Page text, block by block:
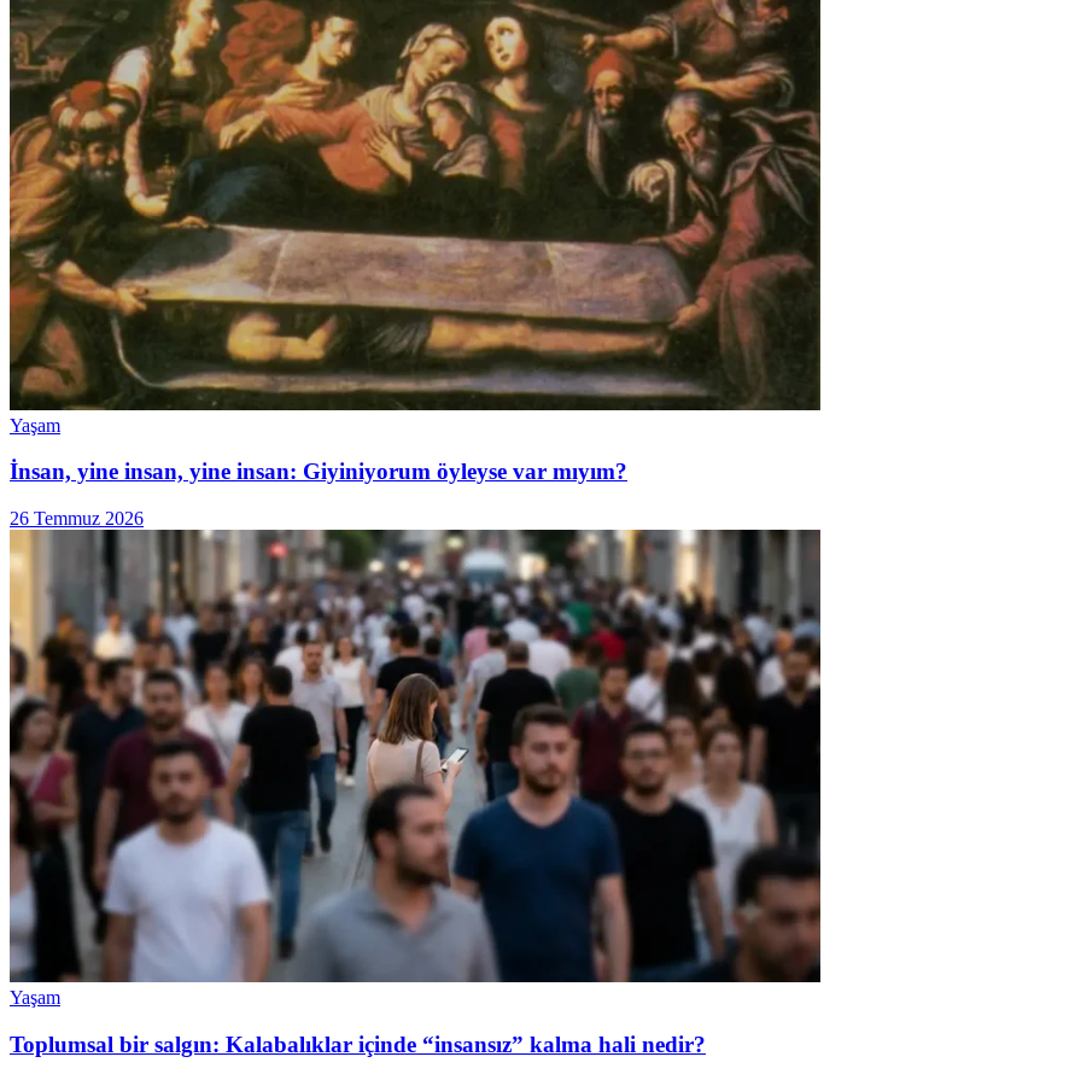
Yaşam
İnsan, yine insan, yine insan: Giyiniyorum öyleyse var mıyım?
26 Temmuz 2026
Yaşam
Toplumsal bir salgın: Kalabalıklar içinde “insansız” kalma hali nedir?